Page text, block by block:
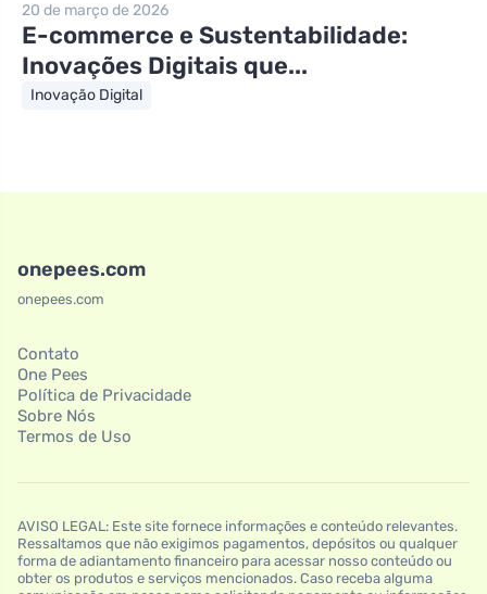
20 de março de 2026
E-commerce e Sustentabilidade:
Inovações Digitais que...
Inovação Digital
onepees.com
onepees.com
Contato
One Pees
Política de Privacidade
Sobre Nós
Termos de Uso
AVISO LEGAL: Este site fornece informações e conteúdo relevantes.
Ressaltamos que não exigimos pagamentos, depósitos ou qualquer
forma de adiantamento financeiro para acessar nosso conteúdo ou
obter os produtos e serviços mencionados. Caso receba alguma